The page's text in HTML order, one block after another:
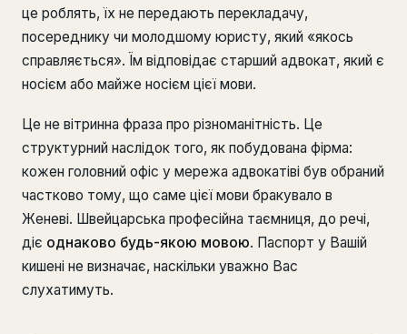
це роблять, їх не передають перекладачу,
посереднику чи молодшому юристу, який «якось
справляється». Їм відповідає старший адвокат, який є
носієм або майже носієм цієї мови.
Це не вітринна фраза про різноманітність. Це
структурний наслідок того, як побудована фірма:
кожен головний офіс у мережа адвокатіві був обраний
частково тому, що саме цієї мови бракувало в
Женеві. Швейцарська професійна таємниця, до речі,
діє однаково будь-якою мовою. Паспорт у Вашій
кишені не визначає, наскільки уважно Вас
слухатимуть.